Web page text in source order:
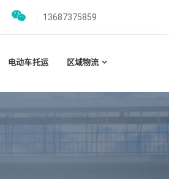
13687375859
电动车托运 区域物流